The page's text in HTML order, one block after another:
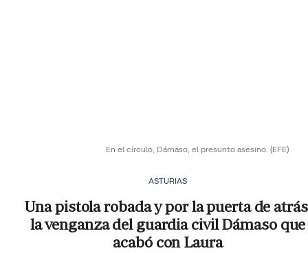
En el círculo, Dámaso, el presunto asesino. (EFE)
ASTURIAS
Una pistola robada y por la puerta de
la venganza del guardia civil Dámaso que
acabó con Laura